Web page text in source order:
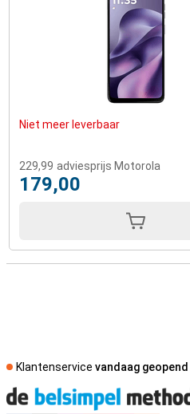
Niet meer leverbaar
229,99 adviesprijs Motorola
179,00
Klantenservice vandaag geopend